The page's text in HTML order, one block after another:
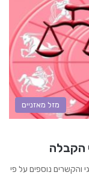
מזל מאזניים
הקבלה
והקשרים נוספים על פי